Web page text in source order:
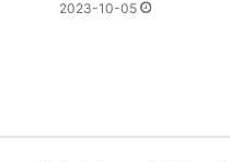
2023-10-05